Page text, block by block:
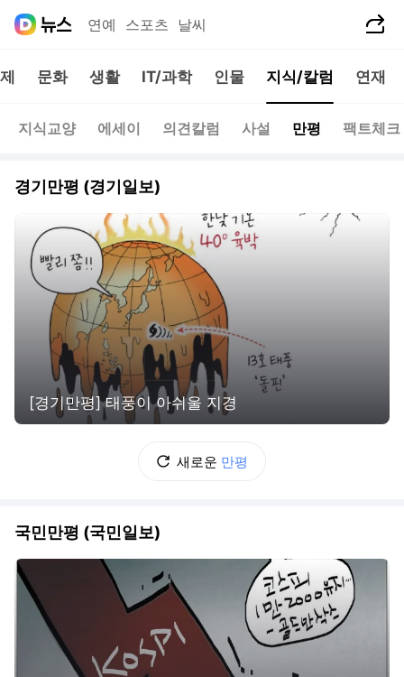
연예 스포츠 날씨
문화 생활 IT/과학 인물 지식/칼럼 연재
지식교양 에세이 의견칼럼 사설 만평 팩트체크
경기만평 (경기일보)
[경기만평] 태풍이 아쉬울 지경
새로운 만평
국민만평 (국민일보)